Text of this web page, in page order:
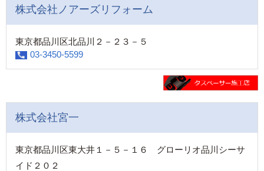
株式会社ノアーズリフォーム
東京都品川区北品川２－２３－５
03-3450-5599
株式会社宮一
東京都品川区東大井１－５－１６ グローリオ品川シーサ
イド２０２